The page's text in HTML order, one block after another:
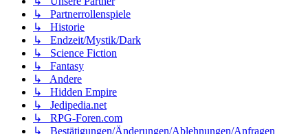
↳ Partnerrollenspiele
↳ Historie
↳ Endzeit/Mystik/Dark
↳ Science Fiction
↳ Fantasy
↳ Andere
↳ Hidden Empire
↳ Jedipedia.net
↳ RPG-Foren.com
↳ Bestätigungen/Änderungen/Ablehnungen/Anfragen